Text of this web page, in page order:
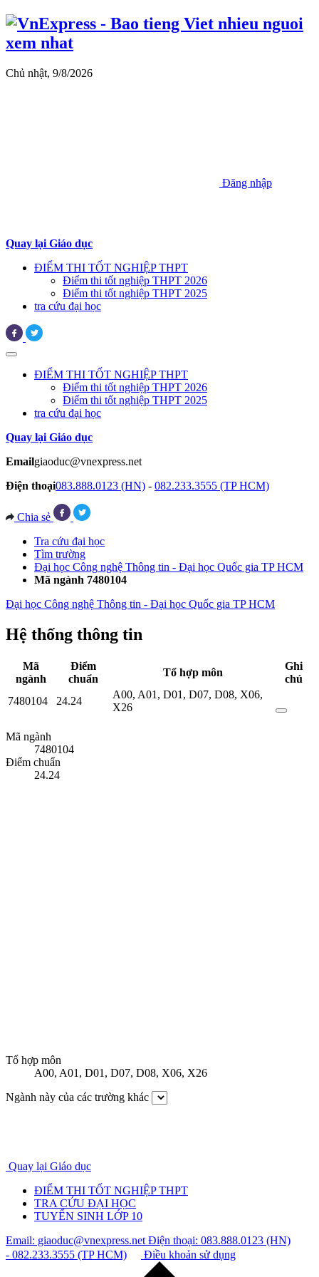
Chủ nhật, 9/8/2026
Đăng nhập
Quay lại Giáo dục
ĐIỂM THI TỐT NGHIỆP THPT
Điểm thi tốt nghiệp THPT 2026
Điểm thi tốt nghiệp THPT 2025
tra cứu đại học
ĐIỂM THI TỐT NGHIỆP THPT
Điểm thi tốt nghiệp THPT 2026
Điểm thi tốt nghiệp THPT 2025
tra cứu đại học
Quay lại Giáo dục
Emailgiaoduc@vnexpress.net
Điện thoại083.888.0123 (HN) - 082.233.3555 (TP HCM)
Chia sẻ
Tra cứu đại học
Tìm trường
Đại học Công nghệ Thông tin - Đại học Quốc gia TP HCM
Mã ngành 7480104
Đại học Công nghệ Thông tin - Đại học Quốc gia TP HCM
Hệ thống thông tin
Mã
ngành
Điểm
chuẩn
Tổ hợp môn
Ghi
chú
7480104
24.24
A00, A01, D01, D07, D08, X06,
X26
Mã ngành
7480104
Điểm chuẩn
24.24
Tổ hợp môn
A00, A01, D01, D07, D08, X06, X26
Ngành này của các trường khác
Quay lại Giáo dục
ĐIỂM THI TỐT NGHIỆP THPT
TRA CỨU ĐẠI HỌC
TUYỂN SINH LỚP 10
Email: giaoduc@vnexpress.netĐiện thoại: 083.888.0123 (HN)
- 082.233.3555 (TP HCM)
Điều khoản sử dụng